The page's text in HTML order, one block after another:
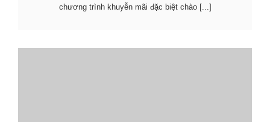
chương trình khuyễn mãi đặc biệt chào [...]